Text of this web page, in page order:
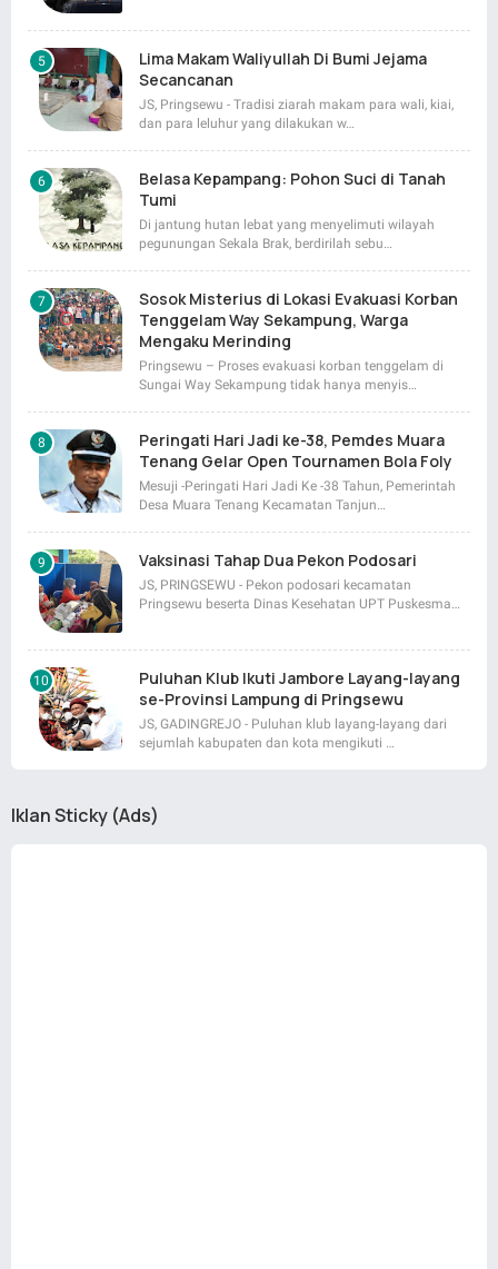
Lima Makam Waliyullah Di Bumi Jejama
Secancanan
JS, Pringsewu - Tradisi ziarah makam para wali, kiai,
dan para leluhur yang dilakukan w…
Belasa Kepampang: Pohon Suci di Tanah
Tumi
Di jantung hutan lebat yang menyelimuti wilayah
pegunungan Sekala Brak, berdirilah sebu…
Sosok Misterius di Lokasi Evakuasi Korban
Tenggelam Way Sekampung, Warga
Mengaku Merinding
Pringsewu – Proses evakuasi korban tenggelam di
Sungai Way Sekampung tidak hanya menyis…
Peringati Hari Jadi ke-38, Pemdes Muara
Tenang Gelar Open Tournamen Bola Foly
Mesuji -Peringati Hari Jadi Ke -38 Tahun, Pemerintah
Desa Muara Tenang Kecamatan Tanjun…
Vaksinasi Tahap Dua Pekon Podosari
JS, PRINGSEWU - Pekon podosari kecamatan
Pringsewu beserta Dinas Kesehatan UPT Puskesma…
Puluhan Klub Ikuti Jambore Layang-layang
se-Provinsi Lampung di Pringsewu
JS, GADINGREJO - Puluhan klub layang-layang dari
sejumlah kabupaten dan kota mengikuti …
Iklan Sticky (Ads)